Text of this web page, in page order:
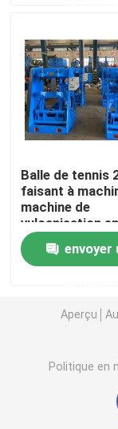
Machine de
Machine en
Machine en
Mélangeur en
Presse de
Ligne en
Ligne de
Balle de tennis
faisant à
machine de
vulcanisation en
caoutchouc
envoyer
Aperçu
Politique en